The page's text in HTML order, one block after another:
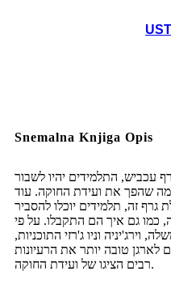
Snemalna Knjiga Opis
עכביש, התלמידים יהיו לשבור
מה שהפך את ועידת החוקה. עוד
גרף זה, תלמידים יוכלו להסביר
כמו גם איך הם התקבלו. על פי
וניו ג'רזי התוכניות,
לארגן טובה יותר את הרעיונות
רבים הציגו של ועידת החוקה.